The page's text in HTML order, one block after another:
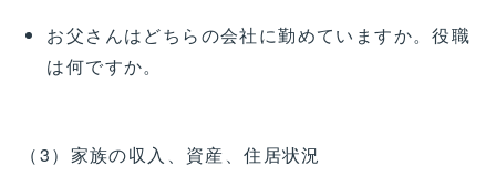
お父さんはどちらの会社に勤めていますか。役職
は何ですか。
（3）家族の収入、資産、住居状況